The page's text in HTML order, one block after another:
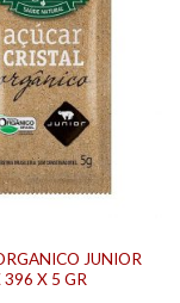
JUNIOR
396 X 5 GR